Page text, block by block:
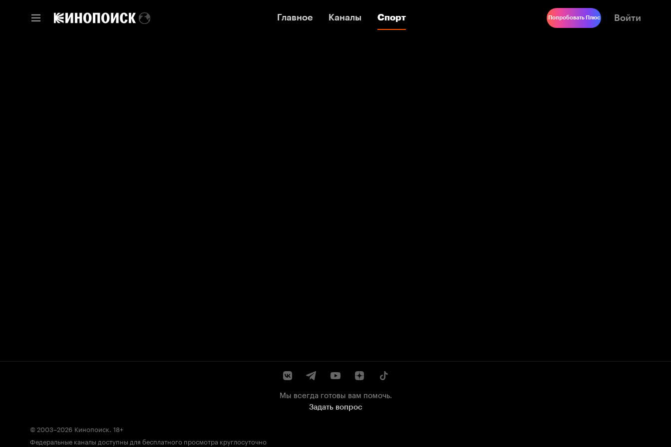
Главное Каналы Спорт
Главное Каналы Спорт Попробовать Плюс Войти
Мы всегда готовы вам помочь.
Задать вопрос
© 2003–2026 Кинопоиск. 18+
Федеральные каналы доступны для бесплатного просмотра круглосуточно